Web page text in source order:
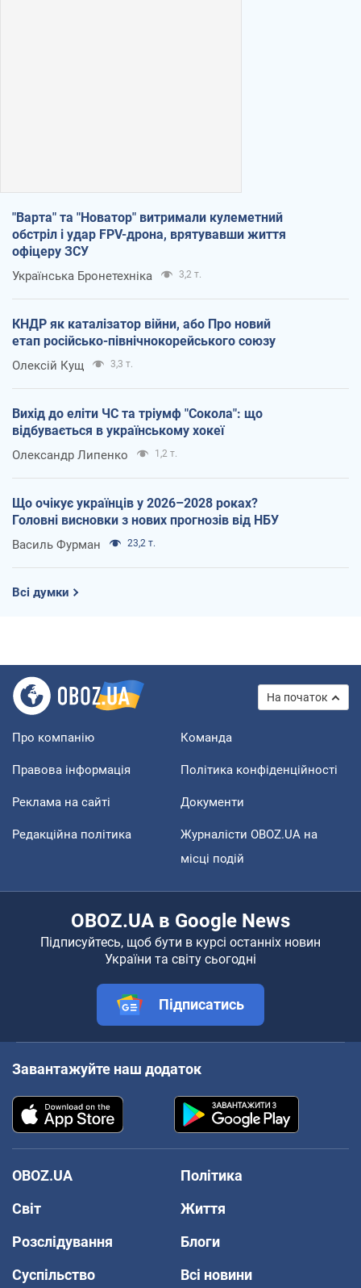
"Варта" та "Новатор" витримали кулеметний
обстріл і удар FPV-дрона, врятувавши життя
офіцеру ЗСУ
Українська Бронетехніка 3,2 т.
КНДР як каталізатор війни, або Про новий
етап російсько-північнокорейського союзу
Олексій Кущ 3,3 т.
Вихід до еліти ЧС та тріумф "Сокола": що
відбувається в українському хокеї
Олександр Липенко 1,2 т.
Що очікує українців у 2026–2028 роках?
Головні висновки з нових прогнозів від НБУ
Василь Фурман 23,2 т.
Всі думки
На початок
Про компанію Команда
Правова інформація Політика конфіденційності
Реклама на сайті Документи
Редакційна політика
Журналісти OBOZ.UA на
місці подій
OBOZ.UA в Google News
Підписуйтесь, щоб бути в курсі останніх новин
України та світу сьогодні
Підписатись
Завантажуйте наш додаток
OBOZ.UA
Політика
Світ
Життя
Розслідування
Блоги
Суспільство
Всі новини